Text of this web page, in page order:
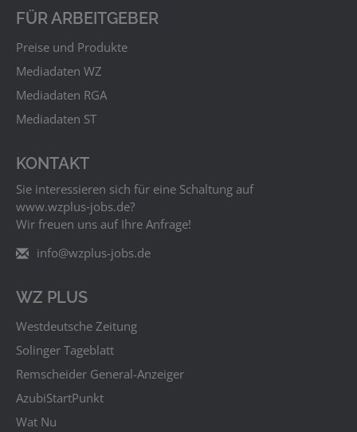
FÜR ARBEITGEBER
Preise und Produkte
Mediadaten WZ
Mediadaten RGA
Mediadaten ST
KONTAKT
Sie interessieren sich für eine Schaltung auf
www.wzplus‑jobs.de?
Wir freuen uns auf Ihre Anfrage!
info@wzplus-jobs.de
WZ PLUS
Westdeutsche Zeitung
Solinger Tageblatt
Remscheider General-Anzeiger
AzubiStartPunkt
Wat Nu